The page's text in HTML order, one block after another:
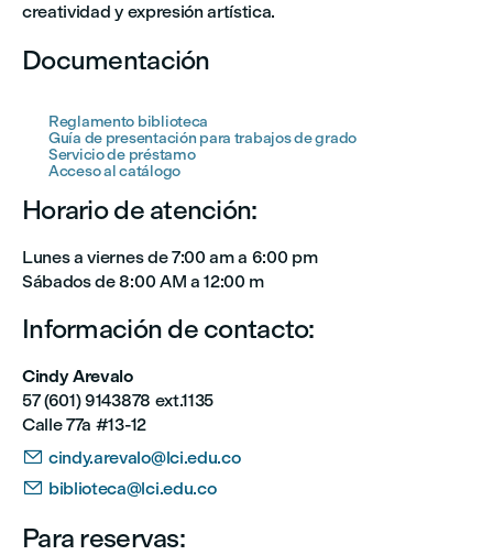
creatividad y expresión artística.
Documentación
Reglamento biblioteca
Guía de presentación para trabajos de grado
Servicio de préstamo
Acceso al catálogo
Horario de atención:
Lunes a viernes de 7:00 am a 6:00 pm
Sábados de 8:00 AM a 12:00 m
Información de contacto:
Cindy Arevalo
57 (601) 9143878 ext.1135
Calle 77a #13-12
 cindy.arevalo@lci.edu.co
 biblioteca@lci.edu.co
Para reservas: